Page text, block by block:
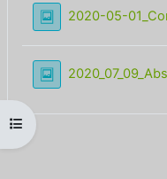
Kursindex öffnen
2020-05-